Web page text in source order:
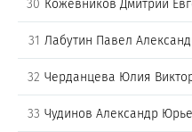
30 Кожевников Дмитрий
31 Лабутин Павел
32 Черданцева Юлия
33 Чудинов Александр